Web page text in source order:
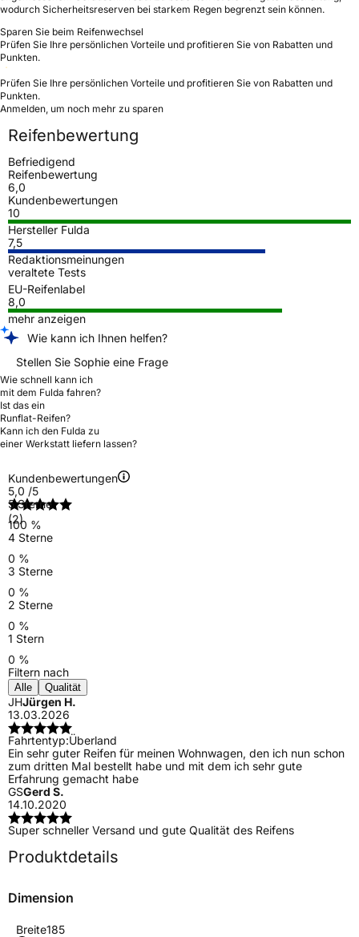
wodurch Sicherheitsreserven bei starkem Regen begrenzt sein können.
Sparen Sie beim Reifenwechsel
Prüfen Sie Ihre persönlichen Vorteile und profitieren Sie von Rabatten und
Punkten.
Prüfen Sie Ihre persönlichen Vorteile und profitieren Sie von Rabatten und
Punkten.
Anmelden, um noch mehr zu sparen
Reifenbewertung
Befriedigend
Reifenbewertung
6,0
Kundenbewertungen
10
Hersteller Fulda
7,5
Redaktionsmeinungen
veraltete Tests
EU-Reifenlabel
8,0
mehr anzeigen
Wie kann ich Ihnen helfen?
Stellen Sie Sophie eine Frage
Wie schnell kann ich
mit dem Fulda fahren?
Ist das ein
Runflat-Reifen?
Kann ich den Fulda zu
einer Werkstatt liefern lassen?
Kundenbewertungen
5,0 /5
(2)
5 Sterne
100 %
4 Sterne
0 %
3 Sterne
0 %
2 Sterne
0 %
1 Stern
0 %
Filtern nach
Alle Qualität
JHJürgen H.
13.03.2026
Fahrtentyp:Überland
Ein sehr guter Reifen für meinen Wohnwagen, den ich nun schon
zum dritten Mal bestellt habe und mit dem ich sehr gute
Erfahrung gemacht habe
GSGerd S.
14.10.2020
Super schneller Versand und gute Qualität des Reifens
Produktdetails
Dimension
Breite185